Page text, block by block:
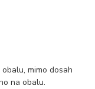
mimo dosah
na obalu.